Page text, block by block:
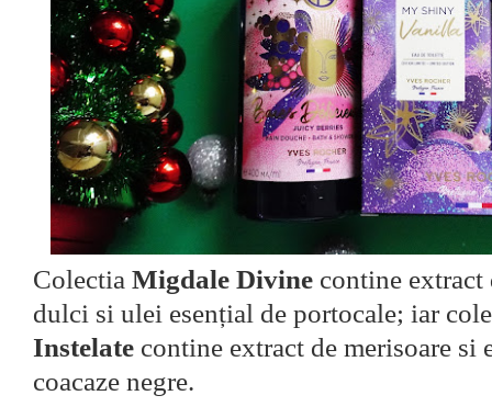
Colectia Migdale Divine contine extract
dulci si ulei esențial de portocale; iar
Instelate contine extract de merisoare si
coacaze negre.